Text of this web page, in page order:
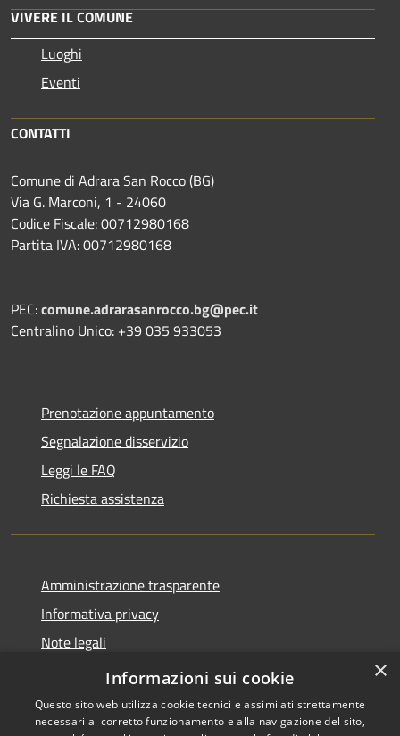
VIVERE IL COMUNE
Luoghi
Eventi
CONTATTI
Comune di Adrara San Rocco (BG)
Via G. Marconi, 1 - 24060
Codice Fiscale: 00712980168
Partita IVA: 00712980168
PEC:comune.adrarasanrocco.bg@pec.it
Centralino Unico: +39 035 933053
Prenotazione appuntamento
Segnalazione disservizio
Leggi le FAQ
Richiesta assistenza
Amministrazione trasparente
Informativa privacy
Note legali
Dichiarazione di accessibilità
×
Informazioni sui cookie
Questo sito web utilizza cookie tecnici e assimilati strettamente
necessari al corretto funzionamento e alla navigazione del sito,